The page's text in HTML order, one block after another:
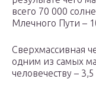
всего 70 000
Млечного Пути –
Сверхмассивная
одним из самых
человечеству –